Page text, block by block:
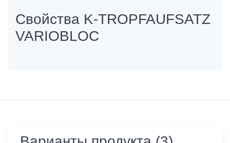
Свойства K-TROPFAUFSATZ
VARIOBLOC